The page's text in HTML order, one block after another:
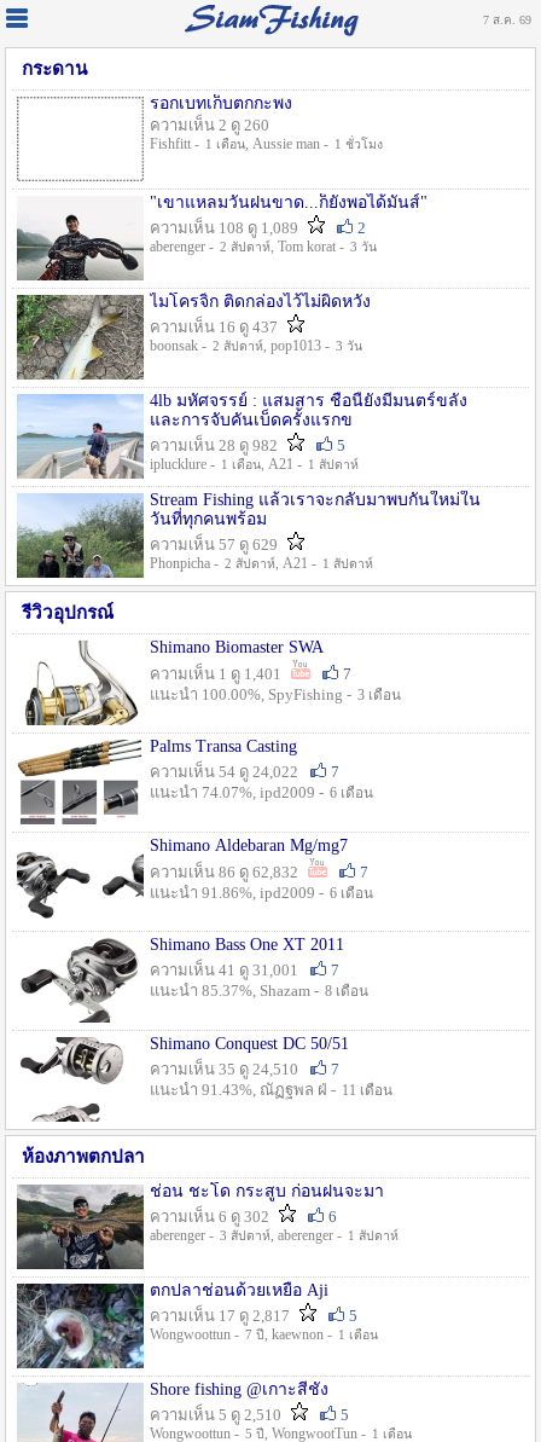
7 ส.ค. 69
กระดาน
รอกเบทเก็บตกกะพง
ความเห็น 2 ดู 260
Fishfitt - 1 เดือน, Aussie man - 1 ชั่วโมง
"เขาแหลมวันฝนขาด...ก็ยังพอได้มันส์"
ความเห็น 108 ดู 1,089
2
aberenger - 2 สัปดาห์, Tom korat - 3 วัน
ไมโครจิ้ก ติดกล่องไว้ไม่ผิดหวัง
ความเห็น 16 ดู 437
boonsak - 2 สัปดาห์, pop1013 - 3 วัน
4lb มหัศจรรย์ : แสมสาร ชื่อนี้ยังมีมนตร์ขลัง
และการจับคันเบ็ดครั้งแรกข
ความเห็น 28 ดู 982
5
iplucklure - 1 เดือน, A21 - 1 สัปดาห์
Stream Fishing แล้วเราจะกลับมาพบกันใหม่ใน
วันที่ทุกคนพร้อม
ความเห็น 57 ดู 629
Phonpicha - 2 สัปดาห์, A21 - 1 สัปดาห์
รีวิวอุปกรณ์
Shimano Biomaster SWA
ความเห็น 1 ดู 1,401
7
แนะนำ 100.00%, SpyFishing - 3 เดือน
Palms Transa Casting
ความเห็น 54 ดู 24,022
7
แนะนำ 74.07%, ipd2009 - 6 เดือน
Shimano Aldebaran Mg/mg7
ความเห็น 86 ดู 62,832
7
แนะนำ 91.86%, ipd2009 - 6 เดือน
Shimano Bass One XT 2011
ความเห็น 41 ดู 31,001
7
แนะนำ 85.37%, Shazam - 8 เดือน
Shimano Conquest DC 50/51
ความเห็น 35 ดู 24,510
7
แนะนำ 91.43%, ณัฏฐพล ฝ่ - 11 เดือน
ห้องภาพตกปลา
ช่อน ชะโด กระสูบ ก่อนฝนจะมา
ความเห็น 6 ดู 302
6
aberenger - 3 สัปดาห์, aberenger - 1 สัปดาห์
ตกปลาช่อนด้วยเหยื่อ Aji
ความเห็น 17 ดู 2,817
5
Wongwoottun - 7 ปี , kaewnon - 1 เดือน
Shore fishing @เกาะสีชัง
ความเห็น 5 ดู 2,510
5
Wongwoottun - 5 ปี , WongwootTun - 1 เดือน